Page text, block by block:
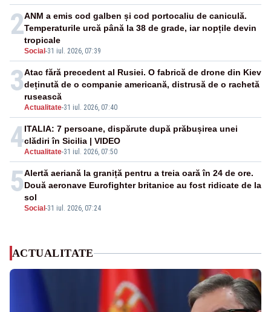
2
Social -31 iul. 2026, 07:39
ANM a emis cod galben și cod portocaliu de caniculă.
Temperaturile urcă până la 38 de grade, iar nopțile devin
tropicale
3
Actualitate-31 iul. 2026, 07:40
Atac fără precedent al Rusiei. O fabrică de drone din Kiev
deținută de o companie americană, distrusă de o rachetă
rusească
4Actualitate-31 iul. 2026, 07:50
ITALIA: 7 persoane, dispărute după prăbușirea unei
clădiri în Sicilia | VIDEO
5
Social -31 iul. 2026, 07:24
Alertă aeriană la graniță pentru a treia oară în 24 de ore.
Două aeronave Eurofighter britanice au fost ridicate de la
sol
ACTUALITATE